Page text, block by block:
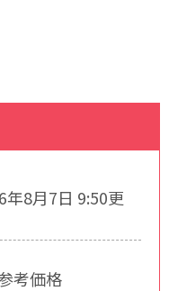
8月7日 9:50更
考価格